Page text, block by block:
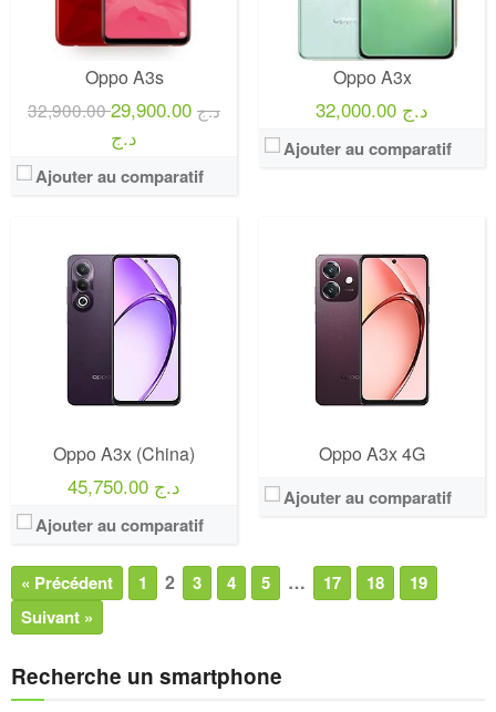
Oppo A3s
32,900.00 د.ج 29,900.00
د.ج
Ajouter au comparatif
Oppo A3x
32,000.00 د.ج
Ajouter au comparatif
Oppo A3x (China)
45,750.00 د.ج
Ajouter au comparatif
Oppo A3x 4G
Ajouter au comparatif
« Précédent 1 2 3 4 5 … 17 18
19
Suivant »
Recherche un smartphone